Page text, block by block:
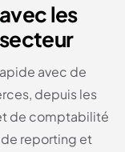
les
avec de
depuis les
de comptabilité
reporting et